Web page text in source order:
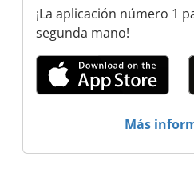
¡La aplicación número 1
segunda mano!
Más